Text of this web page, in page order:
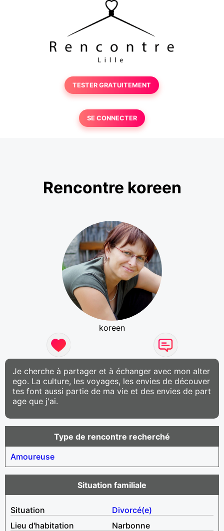
TESTER GRATUITEMENT
SE CONNECTER
Rencontre koreen
koreen
Je cherche à partager et à échanger avec mon alter
ego. La culture, les voyages, les envies de découver
tes font aussi partie de ma vie et des envies de part
age que j'ai.
Type de rencontre recherché
Amoureuse
Situation familiale
Situation
Divorcé(e)
Lieu d'habitation
Narbonne